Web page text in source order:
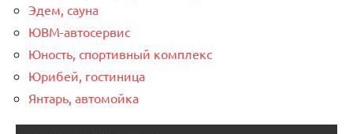
Эдем, сауна
ЮВМ-автосервис
Юность, спортивный комплекс
Юрибей, гостиница
Янтарь, автомойка